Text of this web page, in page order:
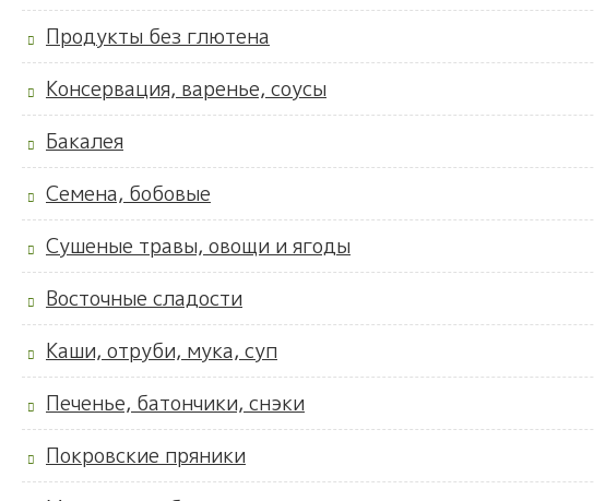
Продукты без глютена
Консервация, варенье, соусы
Бакалея
Семена, бобовые
Сушеные травы, овощи и ягоды
Восточные сладости
Каши, отруби, мука, суп
Печенье, батончики, снэки
Покровские пряники